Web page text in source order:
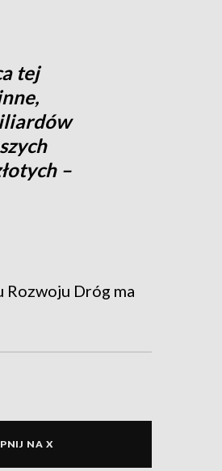
tej
–
Rozwoju Dróg ma
NA X